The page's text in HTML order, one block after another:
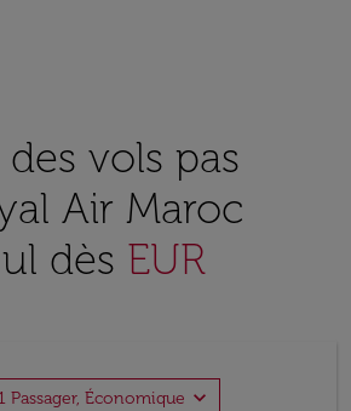
vols pas
Air Maroc
dès EUR
1 Passager, Économique expand_more